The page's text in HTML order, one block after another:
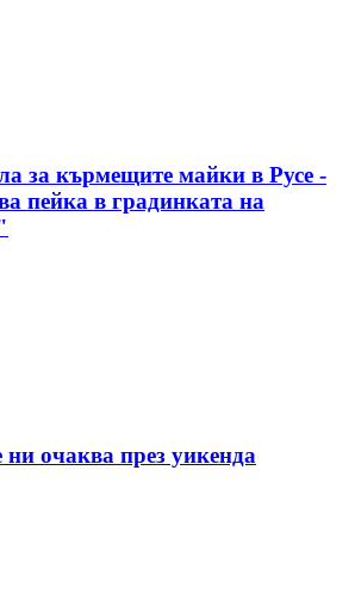
за кърмещите майки в Русе -
пейка в градинката на
очаква през уикенда